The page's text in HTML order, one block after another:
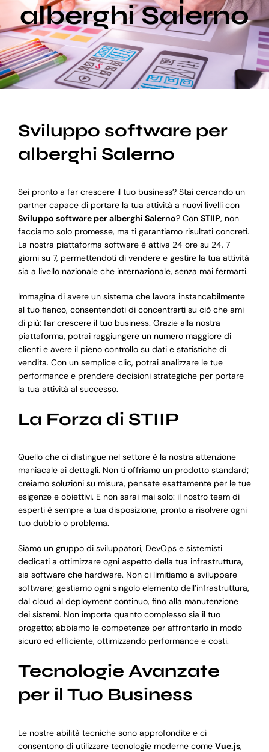
Blog
Supporto
alberghi Salerno
Sviluppo software per
alberghi Salerno
Sei pronto a far crescere il tuo business? Stai cercando un
partner capace di portare la tua attività a nuovi livelli con
Sviluppo software per alberghi Salerno? Con STIIP, non
facciamo solo promesse, ma ti garantiamo risultati concreti.
La nostra piattaforma software è attiva 24 ore su 24, 7
giorni su 7, permettendoti di vendere e gestire la tua attività
sia a livello nazionale che internazionale, senza mai fermarti.
Immagina di avere un sistema che lavora instancabilmente
al tuo fianco, consentendoti di concentrarti su ciò che ami
di più: far crescere il tuo business. Grazie alla nostra
piattaforma, potrai raggiungere un numero maggiore di
clienti e avere il pieno controllo su dati e statistiche di
vendita. Con un semplice clic, potrai analizzare le tue
performance e prendere decisioni strategiche per portare
la tua attività al successo.
La Forza di STIIP
Quello che ci distingue nel settore è la nostra attenzione
maniacale ai dettagli. Non ti offriamo un prodotto standard;
creiamo soluzioni su misura, pensate esattamente per le tue
esigenze e obiettivi. E non sarai mai solo: il nostro team di
esperti è sempre a tua disposizione, pronto a risolvere ogni
tuo dubbio o problema.
Siamo un gruppo di sviluppatori, DevOps e sistemisti
dedicati a ottimizzare ogni aspetto della tua infrastruttura,
sia software che hardware. Non ci limitiamo a sviluppare
software; gestiamo ogni singolo elemento dell’infrastruttura,
dal cloud al deployment continuo, fino alla manutenzione
dei sistemi. Non importa quanto complesso sia il tuo
progetto; abbiamo le competenze per affrontarlo in modo
sicuro ed efficiente, ottimizzando performance e costi.
Tecnologie Avanzate
per il Tuo Business
Le nostre abilità tecniche sono approfondite e ci
consentono di utilizzare tecnologie moderne come Vue.js,